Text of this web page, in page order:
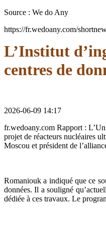
Source : We do Any
https://fr.wedoany.com/
L’Institut
centres de
2026-06-09 14:17
fr.wedoany.com Rapport :
projet de réacteurs nucléaires
Moscou et président de
Romaniouk a indiqué que ce
données. Il a souligné
dédiée à ces travaux. Le